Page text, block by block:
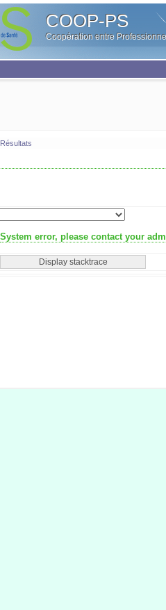
COOP-PS
Coopération entre
System error, please contact your